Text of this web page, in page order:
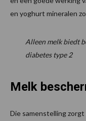
en yoghurt mineralen
Alleen melk biedt
diabetes type 2
Melk
Die samenstelling